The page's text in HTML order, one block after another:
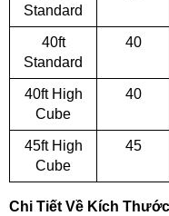
Standard
40ft
Standard
40
40ft High
Cube
40
45ft High
Cube
45
Chi Tiết Về Kích Thước